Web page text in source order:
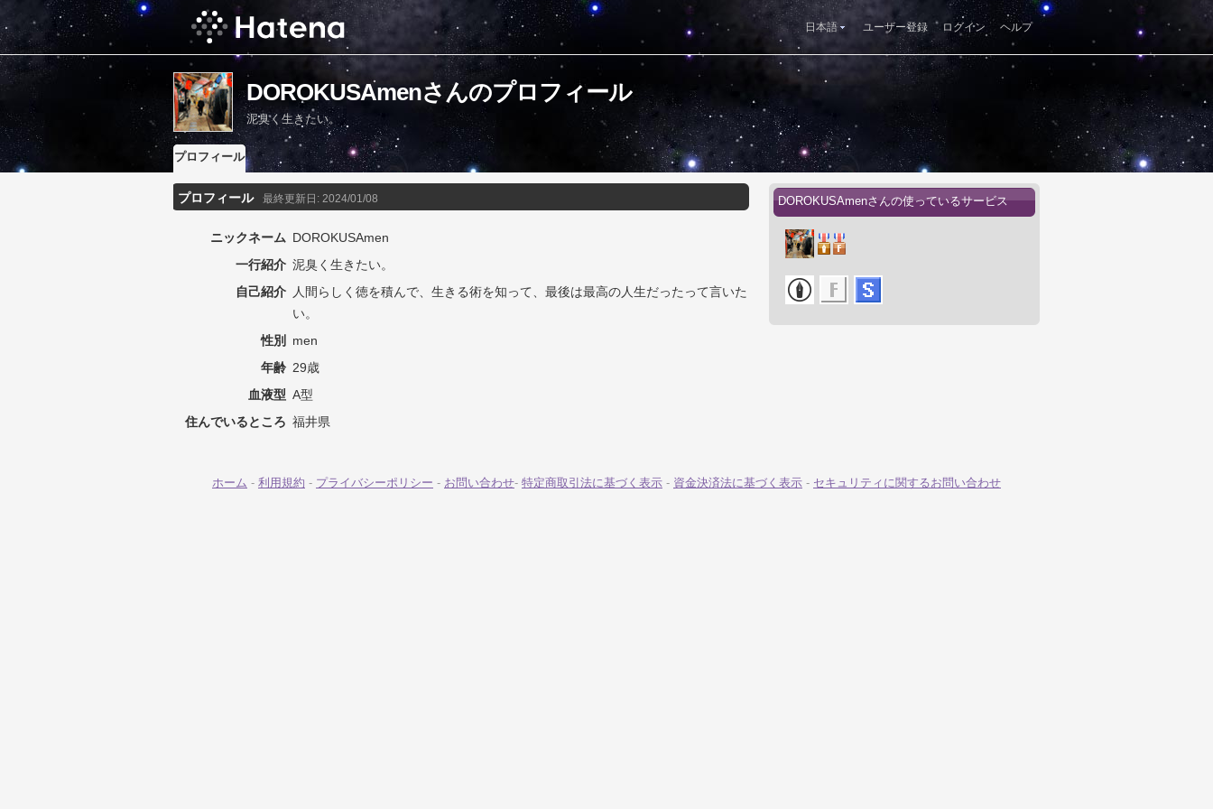
日本語 ユーザー登録 ログイン ヘルプ
DOROKUSAmenさんのプロフィール
泥臭く生きたい。
プロフィール
プロフィール 最終更新日: 2024/01/08
ニックネーム DOROKUSAmen
一行紹介 泥臭く生きたい。
自己紹介 人間らしく徳を積んで、生きる術を知って、最後は最高の人生だったって言いた
い。
性別
men
年齢 29歳
血液型 A型
住んでいるところ 福井県
DOROKUSAmenさんの使っているサービス
ホーム - 利用規約 - プライバシーポリシー - お問い合わせ- 特定商取引法に基づく表示 - 資金決済法に基づく表示 - セキュリティに関するお問い合わせ